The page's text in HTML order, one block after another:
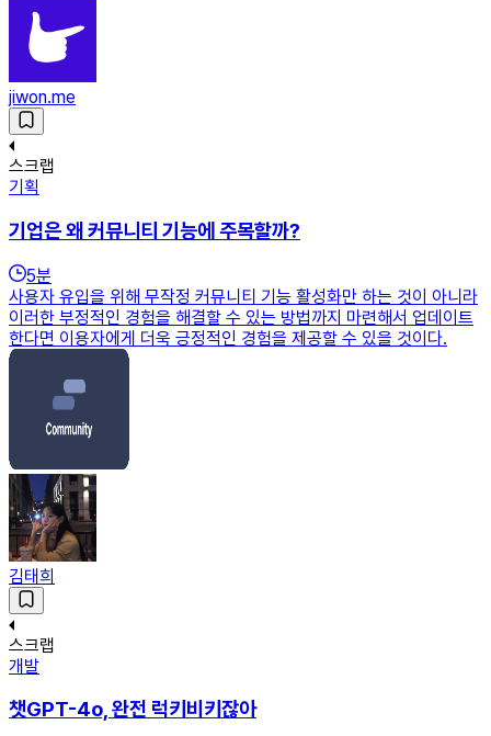
jiwon.me
스크랩
기획
기업은 왜 커뮤니티 기능에 주목할까?
5분
사용자 유입을 위해 무작정 커뮤니티 기능 활성화만 하는 것이 아니라
이러한 부정적인 경험을 해결할 수 있는 방법까지 마련해서 업데이트
한다면 이용자에게 더욱 긍정적인 경험을 제공할 수 있을 것이다.
김태희
스크랩
개발
챗GPT-4o, 완전 럭키비키잖아